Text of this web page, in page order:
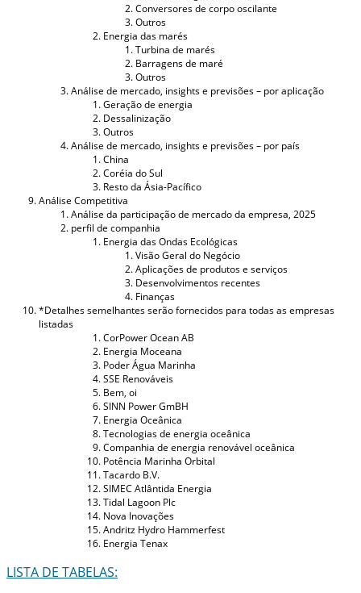
Conversores de corpo oscilante
Outros
Energia das marés
Turbina de marés
Barragens de maré
Outros
Análise de mercado, insights e previsões – por aplicação
Geração de energia
Dessalinização
Outros
Análise de mercado, insights e previsões – por país
China
Coréia do Sul
Resto da Ásia-Pacífico
Análise Competitiva
Análise da participação de mercado da empresa, 2025
perfil de companhia
Energia das Ondas Ecológicas
Visão Geral do Negócio
Aplicações de produtos e serviços
Desenvolvimentos recentes
Finanças
*Detalhes semelhantes serão fornecidos para todas as empresas
listadas
CorPower Ocean AB
Energia Moceana
Poder Água Marinha
SSE Renováveis
Bem, oi
SINN Power GmBH
Energia Oceânica
Tecnologias de energia oceânica
Companhia de energia renovável oceânica
Potência Marinha Orbital
Tacardo B.V.
SIMEC Atlântida Energia
Tidal Lagoon Plc
Nova Inovações
Andritz Hydro Hammerfest
Energia Tenax
LISTA DE TABELAS: